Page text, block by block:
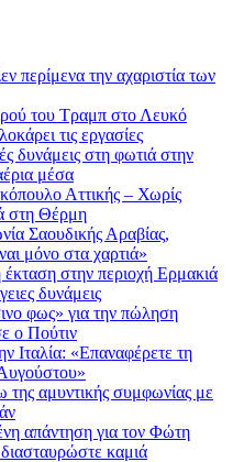
περίμενα την αχαριστία των
του Τραμπ στο Λευκό
τις εργασίες
δυνάμεις στη φωτιά στην
μέσα
Αττικής – Χωρίς
στη Θέρμη
Σαουδικής Αραβίας,
μόνο στα χαρτιά»
στην περιοχή Ερμακιά
δυνάμεις
φως» για την πώληση
ο Πούτιν
Ιταλία: «Επαναφέρετε τη
της αμυντικής συμφωνίας με
απάντηση για τον Φώτη
καμιά